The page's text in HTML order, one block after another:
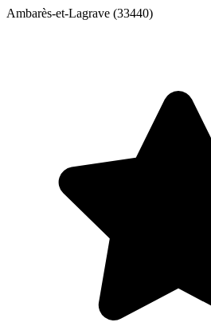
Ambarès-et-Lagrave (33440)